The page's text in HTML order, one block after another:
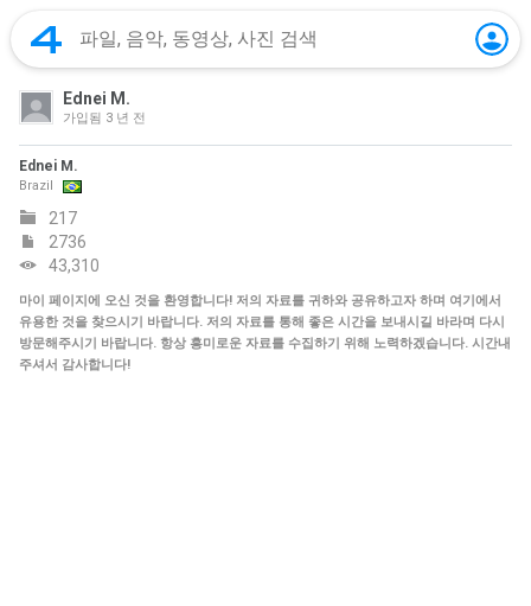
Ednei M.
가입됨 3 년 전
Ednei M.
Brazil
217
2736
43,310
마이 페이지에 오신 것을 환영합니다! 저의 자료를 귀하와 공유하고자 하며 여기에서
유용한 것을 찾으시기 바랍니다. 저의 자료를 통해 좋은 시간을 보내시길 바라며 다시
방문해주시기 바랍니다. 항상 흥미로운 자료를 수집하기 위해 노력하겠습니다. 시간내
주셔서 감사합니다!